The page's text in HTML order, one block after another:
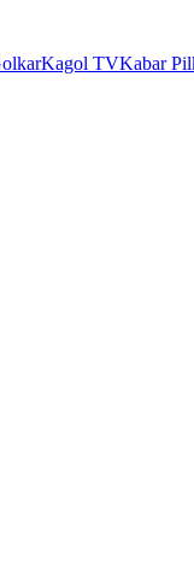
Kagol TVKabar